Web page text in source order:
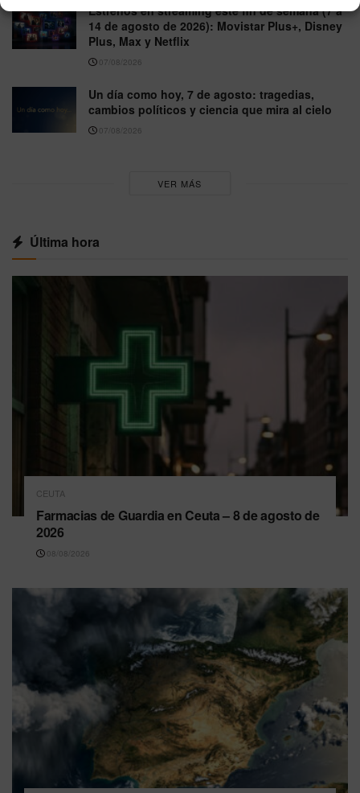
Estrenos en streaming este fin de semana (7 a
14 de agosto de 2026): Movistar Plus+, Disney
Plus, Max y Netflix
07/08/2026
Un día como hoy, 7 de agosto: tragedias,
cambios políticos y ciencia que mira al cielo
07/08/2026
VER MÁS
Última hora
CEUTA
Farmacias de Guardia en Ceuta – 8 de agosto de
2026
08/08/2026